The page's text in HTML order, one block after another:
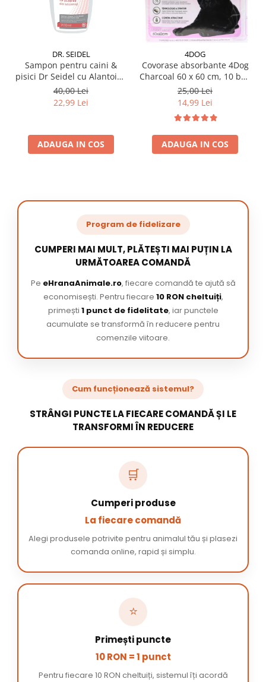
DR. SEIDEL
Sampon pentru caini &
pisici Dr Seidel cu Alantoina
220 ml
40,00 Lei
22,99 Lei
ADAUGA IN COS
4DOG
Covorase absorbante 4Dog
Charcoal 60 x 60 cm, 10 buc
/ pachet
25,00 Lei
14,99 Lei
ADAUGA IN COS
Program de fidelizare
CUMPERI MAI MULT, PLĂTEȘTI MAI PUȚIN LA
URMĂTOAREA COMANDĂ
Pe eHranaAnimale.ro, fiecare comandă te ajută să
economisești. Pentru fiecare 10 RON cheltuiți,
primești 1 punct de fidelitate, iar punctele
acumulate se transformă în reducere pentru
comenzile viitoare.
Cum funcționează sistemul?
STRÂNGI PUNCTE LA FIECARE COMANDĂ ȘI LE
TRANSFORMI ÎN REDUCERE
🛒
Cumperi produse
La fiecare comandă
Alegi produsele potrivite pentru animalul tău și plasezi
comanda online, rapid și simplu.
⭐
Primești puncte
10 RON = 1 punct
Pentru fiecare 10 RON cheltuiți, sistemul îți acordă